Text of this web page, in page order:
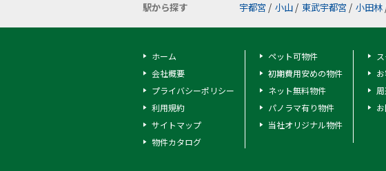
駅から探す
宇都宮 / 小山 / 東武宇都宮 / 小田林
ホーム
会社概要
プライバシーポリシー
利用規約
サイトマップ
物件カタログ
ペット可物件
初期費用安めの物件
ネット無料物件
パノラマ有り物件
当社オリジナル物件